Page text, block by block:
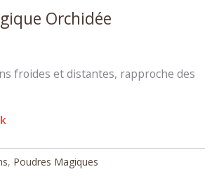
Orchidée
froides et distantes, rapproche des
, Poudres Magiques